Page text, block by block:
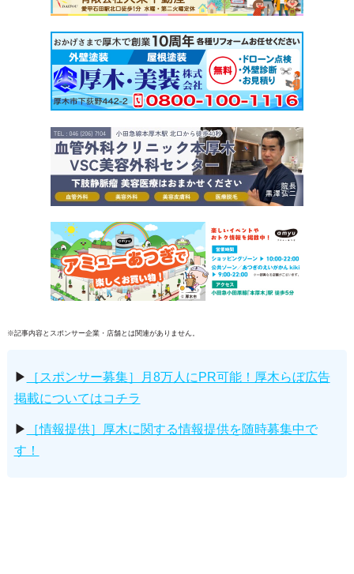
※記事内容とスポンサー企業・店舗とは関連がありません。
▶
［スポンサー募集］月8万人にPR可能！厚木らぼ広告
掲載についてはコチラ
▶
［情報提供］厚木に関する情報提供を随時募集中で
す！